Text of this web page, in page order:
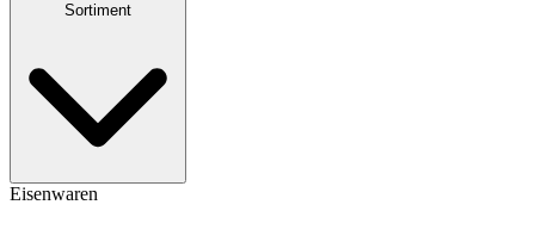
Sortiment
Eisenwaren